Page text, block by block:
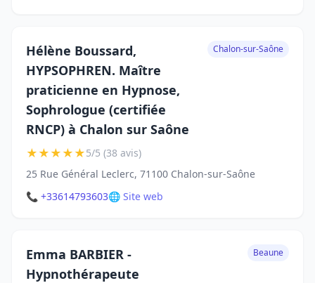
Hélène Boussard,
HYPSOPHREN. Maître
praticienne en Hypnose,
Sophrologue (certifiée
RNCP) à Chalon sur Saône
Chalon-sur-Saône
★★★★★5/5 (38 avis)
25 Rue Général Leclerc, 71100 Chalon-sur-Saône
📞 +33614793603🌐 Site web
Emma BARBIER -
Hypnothérapeute
Beaune